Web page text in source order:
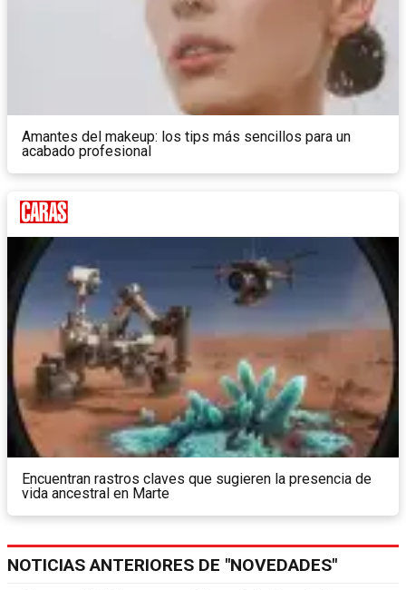
Amantes del makeup: los tips más sencillos para un
acabado profesional
Encuentran rastros claves que sugieren la presencia de
vida ancestral en Marte
NOTICIAS ANTERIORES DE "NOVEDADES"